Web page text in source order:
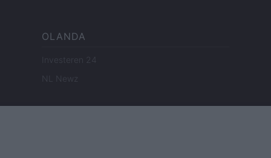
OLANDA
Investeren 24
NL Newz